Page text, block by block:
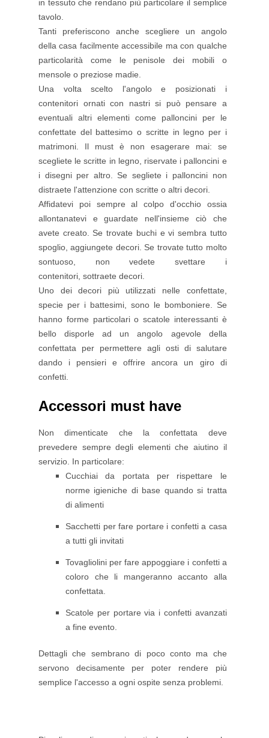
in tessuto che rendano più particolare il semplice
tavolo.
Tanti preferiscono anche scegliere un angolo
della casa facilmente accessibile ma con qualche
particolarità come le penisole dei mobili o
mensole o preziose madie.
Una volta scelto l'angolo e posizionati i
contenitori ornati con nastri si può pensare a
eventuali altri elementi come palloncini per le
confettate del battesimo o scritte in legno per i
matrimoni. Il must è non esagerare mai: se
scegliete le scritte in legno, riservate i palloncini e
i disegni per altro. Se segliete i palloncini non
distraete l'attenzione con scritte o altri decori.
Affidatevi poi sempre al colpo d'occhio ossia
allontanatevi e guardate nell'insieme ciò che
avete creato. Se trovate buchi e vi sembra tutto
spoglio, aggiungete decori. Se trovate tutto molto
sontuoso, non vedete svettare i
contenitori, sottraete decori.
Uno dei decori più utilizzati nelle confettate,
specie per i battesimi, sono le bomboniere. Se
hanno forme particolari o scatole interessanti è
bello disporle ad un angolo agevole della
confettata per permettere agli osti di salutare
dando i pensieri e offrire ancora un giro di
confetti.
Accessori must have
Non dimenticate che la confettata deve
prevedere sempre degli elementi che aiutino il
servizio. In particolare:
Cucchiai da portata per rispettare le
norme igieniche di base quando si tratta
di alimenti
Sacchetti per fare portare i confetti a casa
a tutti gli invitati
Tovagliolini per fare appoggiare i confetti a
coloro che li mangeranno accanto alla
confettata.
Scatole per portare via i confetti avanzati
a fine evento.
Dettagli che sembrano di poco conto ma che
servono decisamente per poter rendere più
semplice l'accesso a ogni ospite senza problemi.